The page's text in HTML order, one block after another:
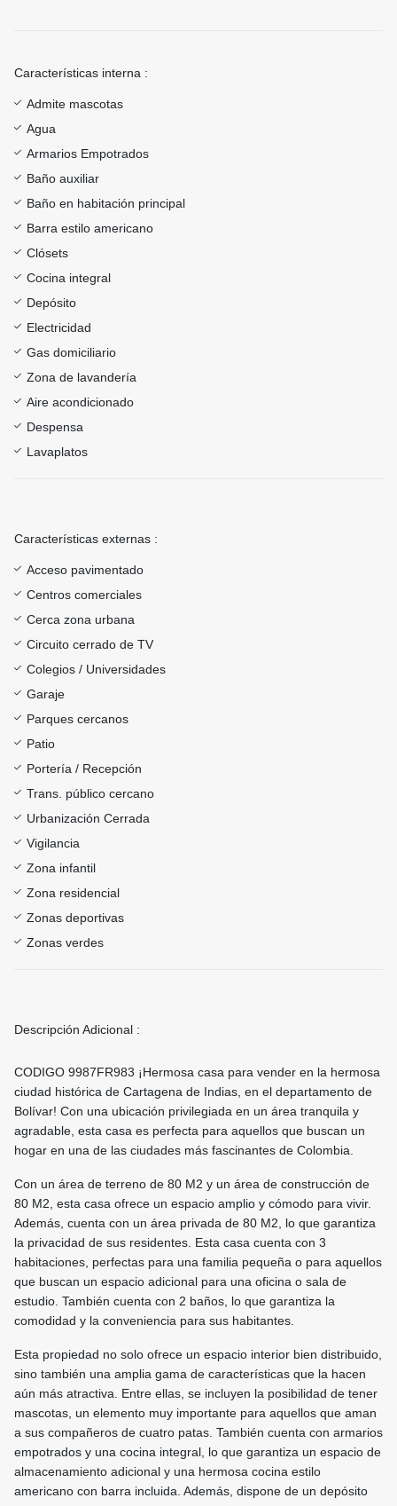
Características interna :
Admite mascotas
Agua
Armarios Empotrados
Baño auxiliar
Baño en habitación principal
Barra estilo americano
Clósets
Cocina integral
Depósito
Electricidad
Gas domiciliario
Zona de lavandería
Aire acondicionado
Despensa
Lavaplatos
Características externas :
Acceso pavimentado
Centros comerciales
Cerca zona urbana
Circuito cerrado de TV
Colegios / Universidades
Garaje
Parques cercanos
Patio
Portería / Recepción
Trans. público cercano
Urbanización Cerrada
Vigilancia
Zona infantil
Zona residencial
Zonas deportivas
Zonas verdes
Descripción Adicional :
CODIGO 9987FR983 ¡Hermosa casa para vender en la hermosa
ciudad histórica de Cartagena de Indias, en el departamento de
Bolívar! Con una ubicación privilegiada en un área tranquila y
agradable, esta casa es perfecta para aquellos que buscan un
hogar en una de las ciudades más fascinantes de Colombia.
Con un área de terreno de 80 M2 y un área de construcción de
80 M2, esta casa ofrece un espacio amplio y cómodo para vivir.
Además, cuenta con un área privada de 80 M2, lo que garantiza
la privacidad de sus residentes. Esta casa cuenta con 3
habitaciones, perfectas para una familia pequeña o para aquellos
que buscan un espacio adicional para una oficina o sala de
estudio. También cuenta con 2 baños, lo que garantiza la
comodidad y la conveniencia para sus habitantes.
Esta propiedad no solo ofrece un espacio interior bien distribuido,
sino también una amplia gama de características que la hacen
aún más atractiva. Entre ellas, se incluyen la posibilidad de tener
mascotas, un elemento muy importante para aquellos que aman
a sus compañeros de cuatro patas. También cuenta con armarios
empotrados y una cocina integral, lo que garantiza un espacio de
almacenamiento adicional y una hermosa cocina estilo
americano con barra incluida. Además, dispone de un depósito